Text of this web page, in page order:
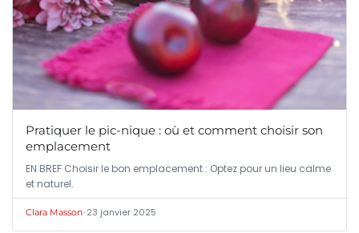
Pratiquer le pic-nique : où et comment choisir son
emplacement
EN BREF Choisir le bon emplacement : Optez pour un lieu calme
et naturel.
Clara Masson•23 janvier 2025